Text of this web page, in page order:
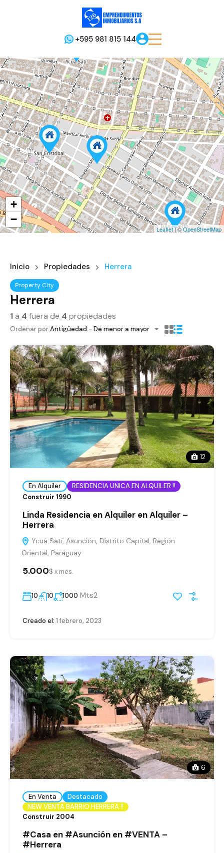
+595 981 815 144
+
−
Leaflet| ©OpenStreetMap
Inicio Propiedades Herrera
Property City
Herrera
1a 4 fuera de 4 propiedades
Ordenar por:Antigüedad - De menor a mayor
12
En Alquiler
RESIDENCIA UNICA EN ALQUILER !!
Construir 1990
Linda Residencia en Alquiler en Alquiler –
Herrera
Ycuá Satí, Asunción, Distrito Capital, Región
Oriental, Paraguay
5.000$ x mes.
10 10 1000 Mts2
Creado el: 1 febrero, 2023
6
En Venta
Destacado
NEW VENTA BARRIO HERRERA !!
Construir 2004
#Casa en #Asunción en #VENTA –
#Herrera